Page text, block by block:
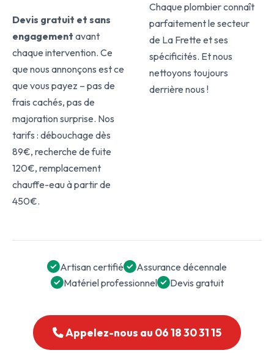
Devis gratuit et sans
engagement avant
chaque intervention. Ce
que nous annonçons est ce
que vous payez – pas de
frais cachés, pas de
majoration surprise. Nos
tarifs : débouchage dès
89€, recherche de fuite
120€, remplacement
chauffe-eau à partir de
450€.
Chaque plombier connaît
parfaitement le secteur
de La Frette et ses
spécificités. Et nous
nettoyons toujours
derrière nous !
Artisan certifié
Assurance décennale
Matériel professionnel
Devis gratuit
Appelez-nous au 06 18 30 31 15